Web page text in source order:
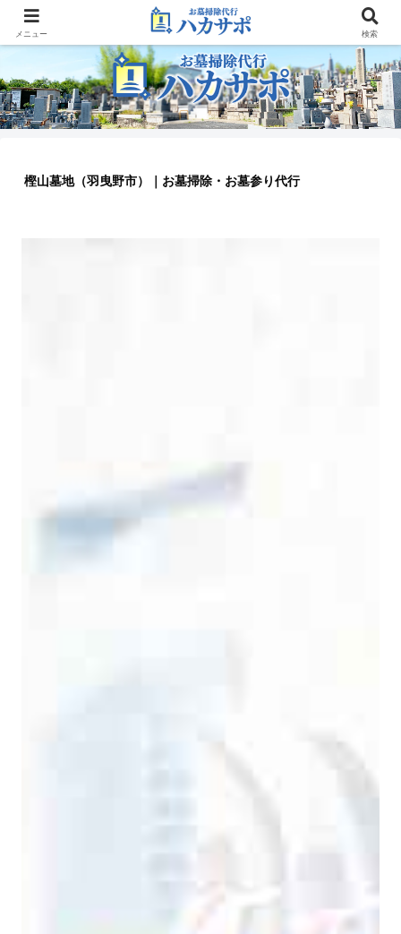
大阪のお墓参り代行業者
樫山墓地（羽曳野市）｜お墓掃除・お墓参り代行
メニュー 検索